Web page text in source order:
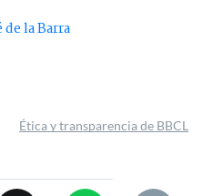
de la Barra
Ética y transparencia de BBCL